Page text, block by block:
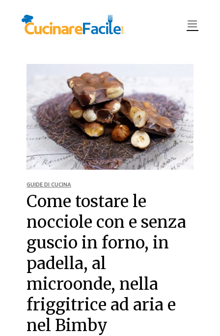
GUIDE DI CUCINA
Come tostare le
nocciole con e senza
guscio in forno, in
padella, al
microonde, nella
friggitrice ad aria e
nel Bimby